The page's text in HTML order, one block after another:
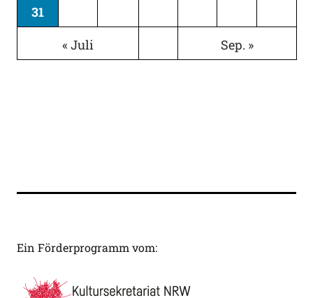
31
« Juli
Sep. »
Ein Förderprogramm vom: